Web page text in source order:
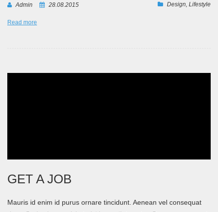
Admin 28.08.2015 Design Lifestyle
Read more
GET A JOB
Mauris id enim id purus ornare tincidunt. Aenean vel consequat